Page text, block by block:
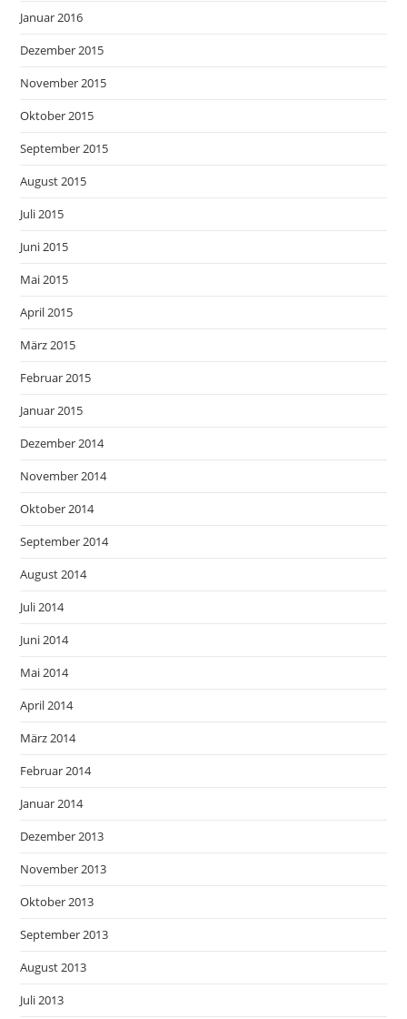
Januar 2016
Dezember 2015
November 2015
Oktober 2015
September 2015
August 2015
Juli 2015
Juni 2015
Mai 2015
April 2015
März 2015
Februar 2015
Januar 2015
Dezember 2014
November 2014
Oktober 2014
September 2014
August 2014
Juli 2014
Juni 2014
Mai 2014
April 2014
März 2014
Februar 2014
Januar 2014
Dezember 2013
November 2013
Oktober 2013
September 2013
August 2013
Juli 2013